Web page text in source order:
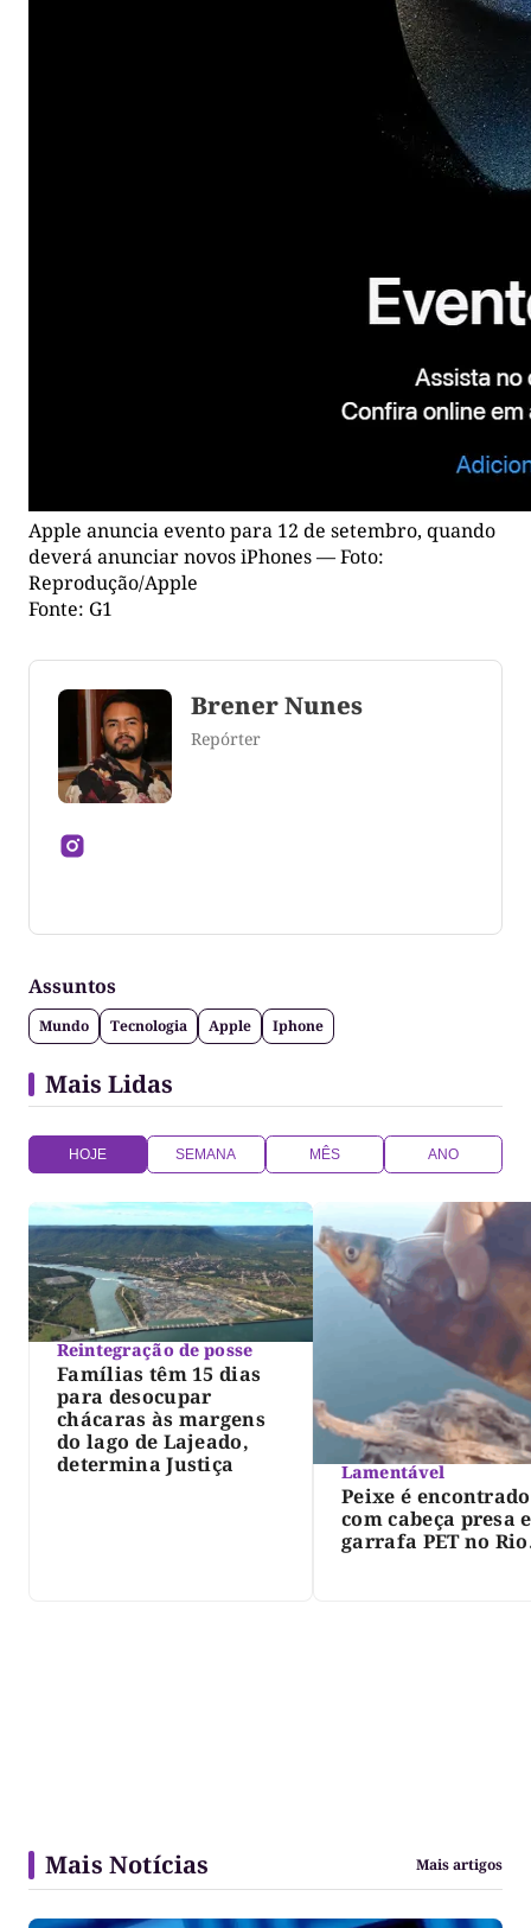
Apple anuncia evento para 12 de setembro, quando
deverá anunciar novos iPhones — Foto:
Reprodução/Apple
Fonte: G1
Brener Nunes
Repórter
Tocantins
Assuntos
Mundo Tecnologia Apple Iphone
Mais Lidas
HOJE SEMANA MÊS ANO
Reintegração de posse
Famílias têm 15 dias
para desocupar
chácaras às margens
do lago de Lajeado,
determina Justiça
Lamentável
Peixe é encontrado
com cabeça presa
garrafa PET no Rio
Mais Notícias Mais artigos